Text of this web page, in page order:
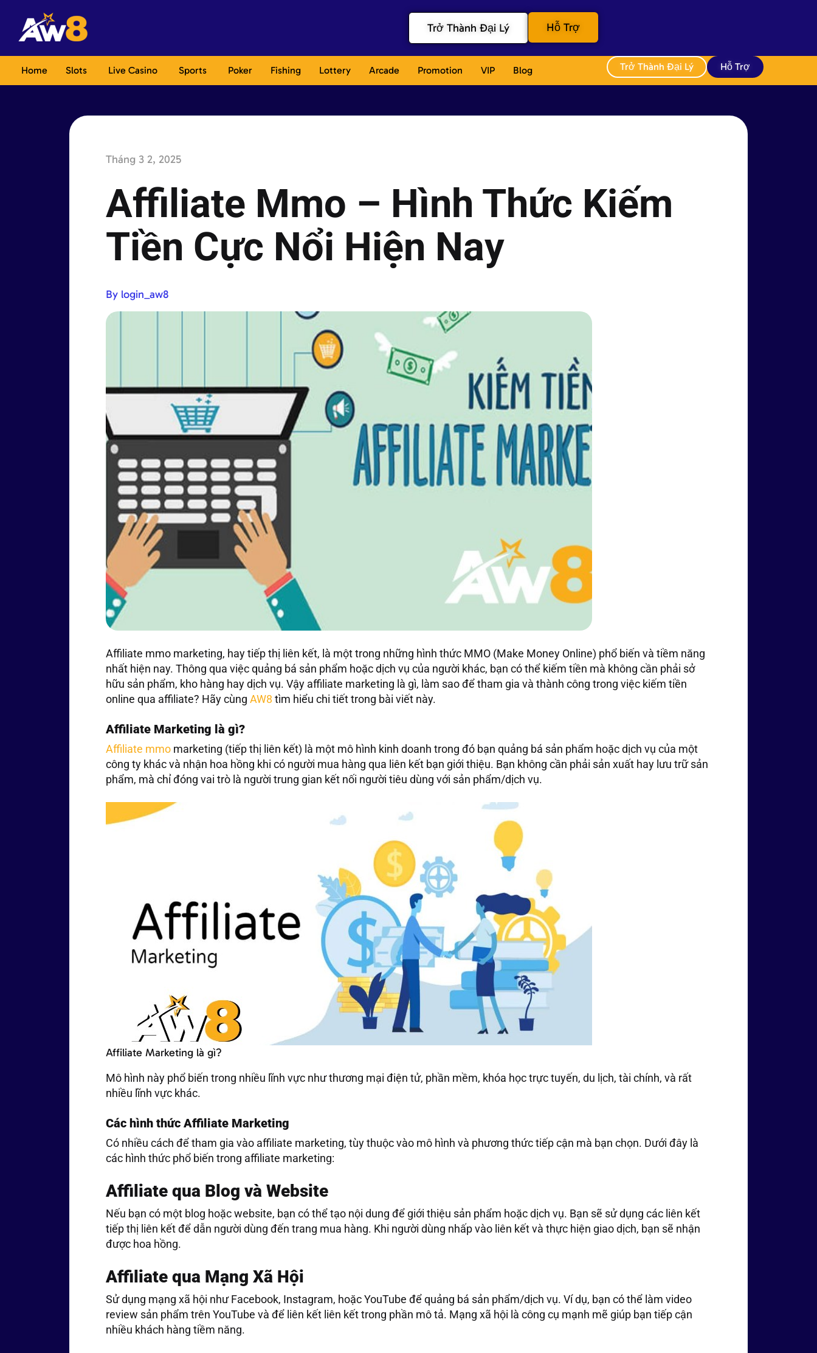
Trở Thành Đại Lý Hỗ Trợ
Home Slots Live Casino Sports Poker Fishing Lottery Arcade Promotion VIP Blog Trở Thành Đại Lý Hỗ Trợ
Tháng 3 2, 2025
Affiliate Mmo – Hình Thức Kiếm
Tiền Cực Nổi Hiện Nay
By login_aw8
Affiliate mmo marketing, hay tiếp thị liên kết, là một trong những hình thức MMO (Make Money Online) phổ biến và tiềm năng
nhất hiện nay. Thông qua việc quảng bá sản phẩm hoặc dịch vụ của người khác, bạn có thể kiếm tiền mà không cần phải sở
hữu sản phẩm, kho hàng hay dịch vụ. Vậy affiliate marketing là gì, làm sao để tham gia và thành công trong việc kiếm tiền
online qua affiliate? Hãy cùng AW8 tìm hiểu chi tiết trong bài viết này.
Affiliate Marketing là gì?
Affiliate mmo marketing (tiếp thị liên kết) là một mô hình kinh doanh trong đó bạn quảng bá sản phẩm hoặc dịch vụ của một
công ty khác và nhận hoa hồng khi có người mua hàng qua liên kết bạn giới thiệu. Bạn không cần phải sản xuất hay lưu trữ sản
phẩm, mà chỉ đóng vai trò là người trung gian kết nối người tiêu dùng với sản phẩm/dịch vụ.
Affiliate Marketing là gì?
Mô hình này phổ biến trong nhiều lĩnh vực như thương mại điện tử, phần mềm, khóa học trực tuyến, du lịch, tài chính, và rất
nhiều lĩnh vực khác.
Các hình thức Affiliate Marketing
Có nhiều cách để tham gia vào affiliate marketing, tùy thuộc vào mô hình và phương thức tiếp cận mà bạn chọn. Dưới đây là
các hình thức phổ biến trong affiliate marketing:
Affiliate qua Blog và Website
Nếu bạn có một blog hoặc website, bạn có thể tạo nội dung để giới thiệu sản phẩm hoặc dịch vụ. Bạn sẽ sử dụng các liên kết
tiếp thị liên kết để dẫn người dùng đến trang mua hàng. Khi người dùng nhấp vào liên kết và thực hiện giao dịch, bạn sẽ nhận
được hoa hồng.
Affiliate qua Mạng Xã Hội
Sử dụng mạng xã hội như Facebook, Instagram, hoặc YouTube để quảng bá sản phẩm/dịch vụ. Ví dụ, bạn có thể làm video
review sản phẩm trên YouTube và để liên kết liên kết trong phần mô tả. Mạng xã hội là công cụ mạnh mẽ giúp bạn tiếp cận
nhiều khách hàng tiềm năng.